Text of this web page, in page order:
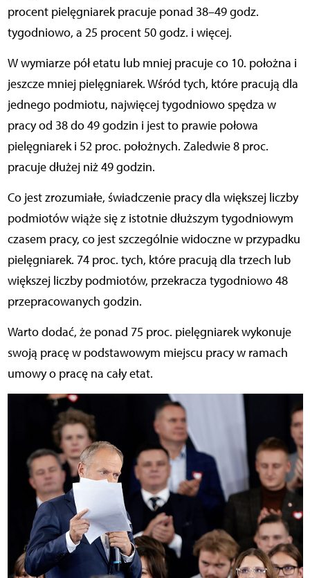
procent pielęgniarek pracuje ponad 38–49 godz.
tygodniowo, a 25 procent 50 godz. i więcej.
W wymiarze pół etatu lub mniej pracuje co 10. położna i
jeszcze mniej pielęgniarek. Wśród tych, które pracują dla
jednego podmiotu, najwięcej tygodniowo spędza w
pracy od 38 do 49 godzin i jest to prawie połowa
pielęgniarek i 52 proc. położnych. Zaledwie 8 proc.
pracuje dłużej niż 49 godzin.
Co jest zrozumiałe, świadczenie pracy dla większej liczby
podmiotów wiąże się z istotnie dłuższym tygodniowym
czasem pracy, co jest szczególnie widoczne w przypadku
pielęgniarek. 74 proc. tych, które pracują dla trzech lub
większej liczby podmiotów, przekracza tygodniowo 48
przepracowanych godzin.
Warto dodać, że ponad 75 proc. pielęgniarek wykonuje
swoją pracę w podstawowym miejscu pracy w ramach
umowy o pracę na cały etat.